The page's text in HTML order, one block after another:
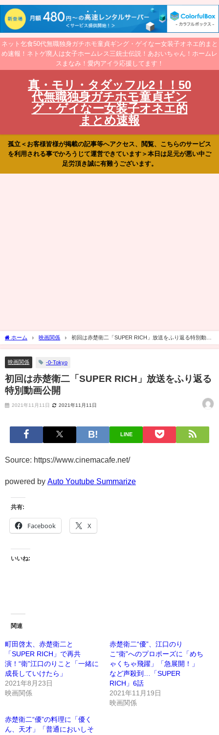
ネット乞食50代無職独身ガチホモ童貞ギング・ゲイなー女装子オネエ的まと
め速報！ネトゲ廃人は女子ホームレス三銃士伝説！あおいちゃん！ホームレ
スまなみ！愛内アイラ応援してます！
真・モリ・タダッフル2！！50
代無職独身ガチホモ童貞ギン
グ・ゲイなー女装子オネエ的
まとめ速報
孤立＜お客様皆様が掲載の記事等へアクセス、閲覧、こちらのサービス
を利用される事でかろうじて運営できています＞本日は足元が悪い中ご
足労頂き誠に有難うございます。
ホーム 映画関係
初回は赤楚衛二「SUPER RICH」放送をふり返る特別動画
公開
映画関係 -0-Tokyo
初回は赤楚衛二「SUPER RICH」放送をふり返る
特別動画公開
2021年11月11日 2021年11月11日
LINE
Source: https://www.cinemacafe.net/
powered by Auto Youtube Summarize
共有:
Facebook X
いいね:
関連
町田啓太、赤楚衛二と
「SUPER RICH」で再共
演！“衛”江口のりこと「一緒に
成長していけたら」
2021年8月23日
映画関係
赤楚衛二“優”、江口のり
こ“衛”へのプロポーズに「めち
ゃくちゃ飛躍」「急展開！」
など声殺到…「SUPER
RICH」6話
2021年11月19日
映画関係
赤楚衛二“優”の料理に「優く
ん、天才」「普通においしそ